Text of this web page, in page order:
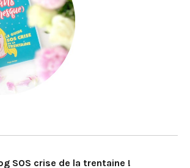
SOS crise de la trentaine !